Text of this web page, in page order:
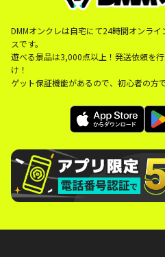
DMMオンクレは自宅にて24時間オンラ
スです。
遊べる景品は3,000点以上！発送依頼を
け！
ゲット保証機能があるので、初心者の方